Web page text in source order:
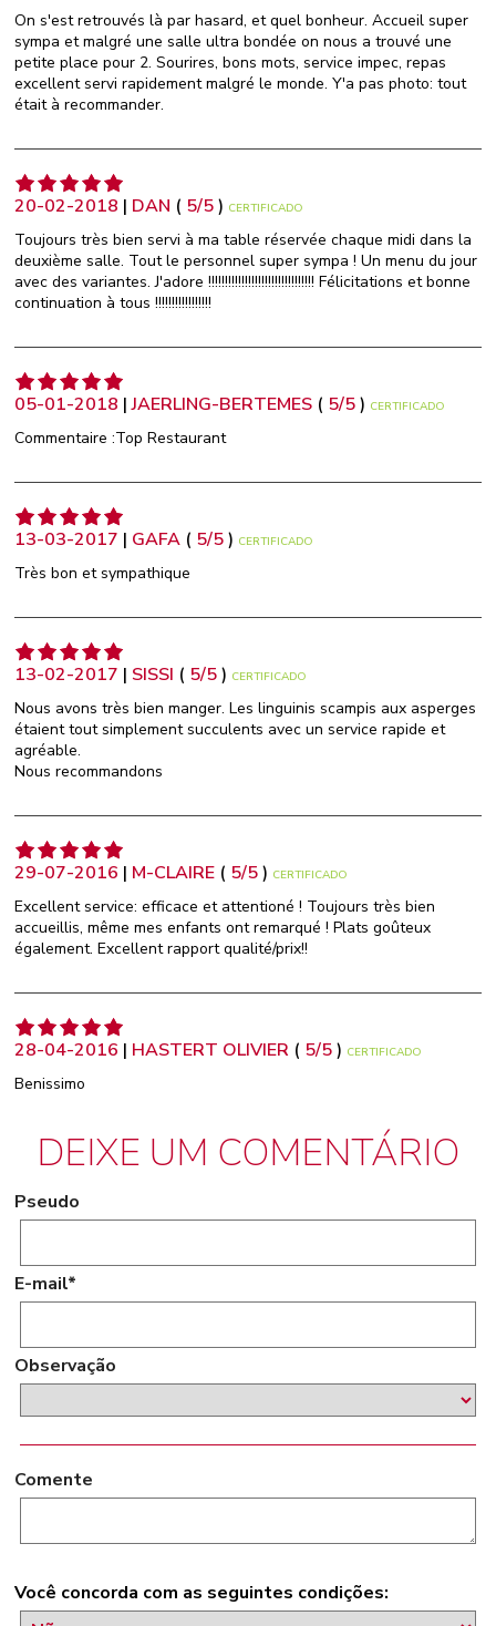
On s'est retrouvés là par hasard, et quel bonheur. Accueil super
sympa et malgré une salle ultra bondée on nous a trouvé une
petite place pour 2. Sourires, bons mots, service impec, repas
excellent servi rapidement malgré le monde. Y'a pas photo: tout
était à recommander.
20-02-2018 | DAN ( 5/5) CERTIFICADO
Toujours très bien servi à ma table réservée chaque midi dans la
deuxième salle. Tout le personnel super sympa ! Un menu du jour
avec des variantes. J'adore !!!!!!!!!!!!!!!!!!!!!!!!!!!!!!!! Félicitations et bonne
continuation à tous !!!!!!!!!!!!!!!!!
05-01-2018 |JAERLING-BERTEMES ( 5/5) CERTIFICADO
Commentaire :Top Restaurant
13-03-2017 | GAFA ( 5/5) CERTIFICADO
Très bon et sympathique
13-02-2017 | SISSI ( 5/5) CERTIFICADO
Nous avons très bien manger. Les linguinis scampis aux asperges
étaient tout simplement succulents avec un service rapide et
agréable.
Nous recommandons
29-07-2016 | M-CLAIRE ( 5/5) CERTIFICADO
Excellent service: efficace et attentioné ! Toujours très bien
accueillis, même mes enfants ont remarqué ! Plats goûteux
également. Excellent rapport qualité/prix!!
28-04-2016 | HASTERT OLIVIER ( 5/5) CERTIFICADO
Benissimo
DEIXE UM COMENTÁRIO
Pseudo
E-mail*
Observação
Comente
Você concorda com as seguintes condições: